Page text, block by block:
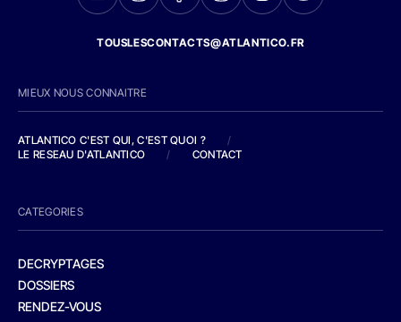
TOUSLESCONTACTS@ATLANTICO.FR
MIEUX NOUS CONNAITRE
ATLANTICO C'EST QUI, C'EST QUOI ?
/
LE RESEAU D'ATLANTICO
/ CONTACT
CATEGORIES
DECRYPTAGES
DOSSIERS
RENDEZ-VOUS